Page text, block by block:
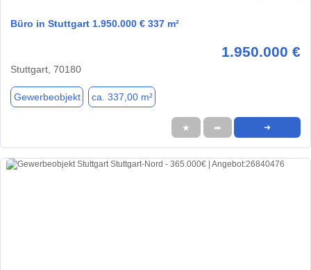
Büro in Stuttgart 1.950.000 € 337 m²
1.950.000 €
Stuttgart, 70180
Gewerbeobjekt ca. 337,00 m²
★ ➦ ➜